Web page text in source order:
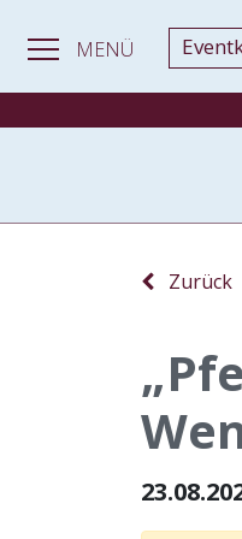
MENÜ
Zurück